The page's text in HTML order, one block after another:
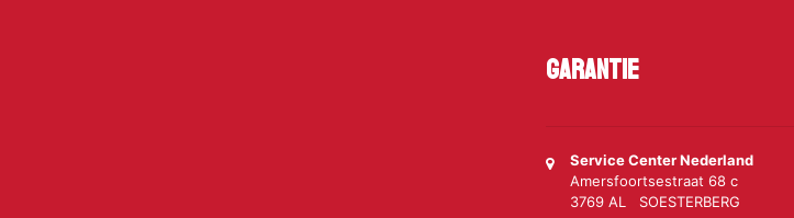
Garantie
Service Center Nederland
Amersfoortsestraat 68 c
3769 AL SOESTERBERG